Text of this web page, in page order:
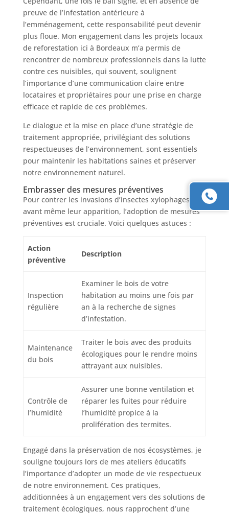
preuve de l’infestation antérieure à
l’emménagement, cette responsabilité peut devenir
plus floue. Mon engagement dans les projets locaux
de reforestation ici à Bordeaux m’a permis de
rencontrer de nombreux professionnels dans la lutte
contre ces nuisibles, qui souvent, soulignent
l’importance d’une communication claire entre
locataires et propriétaires pour une prise en charge
efficace et rapide de ces problèmes.
Le dialogue et la mise en place d’une stratégie de
traitement appropriée, privilégiant des solutions
respectueuses de l’environnement, sont essentiels
pour maintenir les habitations saines et préserver
notre environnement naturel.
Embrasser des mesures préventives
Pour contrer les invasions d’insectes xylophages
avant même leur apparition, l’adoption de mesures
préventives est cruciale. Voici quelques astuces :
Action
préventive
Description
Inspection
régulière
Examiner le bois de votre
habitation au moins une fois par
an à la recherche de signes
d’infestation.
Maintenance
du bois
Traiter le bois avec des produits
écologiques pour le rendre moins
attrayant aux nuisibles.
Contrôle de
l’humidité
Assurer une bonne ventilation et
réparer les fuites pour réduire
l’humidité propice à la
prolifération des termites.
Engagé dans la préservation de nos écosystèmes, je
souligne toujours lors de mes ateliers éducatifs
l’importance d’adopter un mode de vie respectueux
de notre environnement. Ces pratiques,
additionnées à un engagement vers des solutions de
traitement écologiques, nous rapprochent d’une